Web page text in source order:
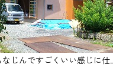
じんですごくいい感じに仕